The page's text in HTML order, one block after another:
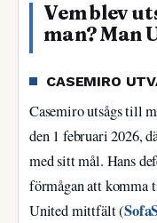
Vem blev
man? Man
CASEMIRO
Casemiro utsågs till
den 1 februari 2026,
med sitt mål. Hans
förmågan att komma
United mittfält (